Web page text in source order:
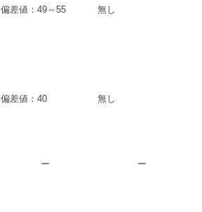
偏差値：49～55 無し
偏差値：40 無し
ー ー